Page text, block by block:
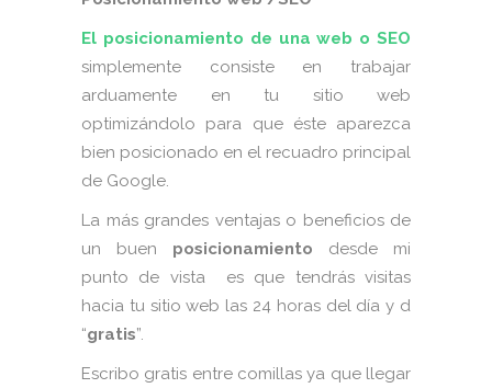
El posicionamiento de una web o SEO
simplemente consiste en trabajar
arduamente en tu sitio web
optimizándolo para que éste aparezca
bien posicionado en el recuadro principal
de Google.
La más grandes ventajas o beneficios de
un buen posicionamiento desde mi
punto de vista es que tendrás visitas
hacia tu sitio web las 24 horas del día y d
“gratis”.
Escribo gratis entre comillas ya que llegar